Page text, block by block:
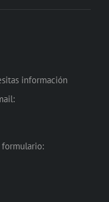
información